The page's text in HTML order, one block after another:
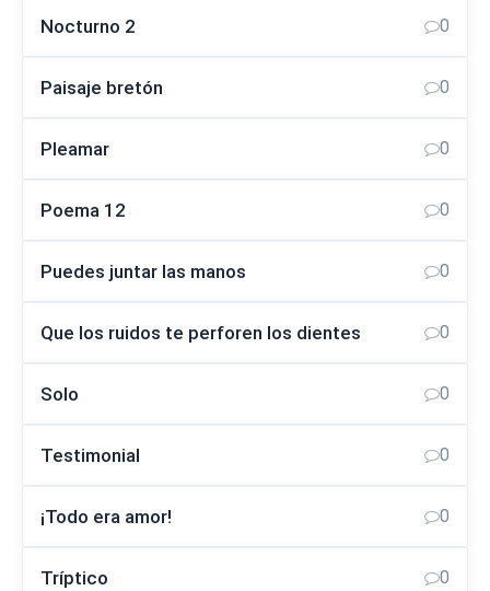
Nocturno 2 0
Paisaje bretón 0
Pleamar 0
Poema 12 0
Puedes juntar las manos 0
Que los ruidos te perforen los dientes 0
Solo 0
Testimonial 0
¡Todo era amor! 0
Tríptico 0